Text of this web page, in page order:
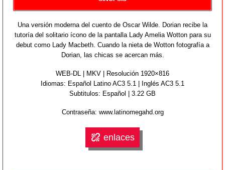
Una versión moderna del cuento de Oscar Wilde. Dorian recibe la
tutoría del solitario ícono de la pantalla Lady Amelia Wotton para su
debut como Lady Macbeth. Cuando la nieta de Wotton fotografía a
Dorian, las chicas se acercan más.
WEB-DL | MKV | Resolución 1920×816
Idiomas: Español Latino AC3 5.1 | Inglés AC3 5.1
Subtitulos: Español | 3.22 GB
Contraseña: www.latinomegahd.org
enlaces